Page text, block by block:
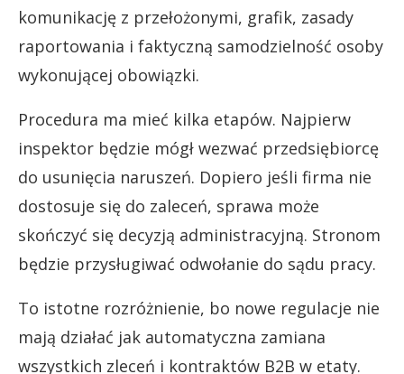
komunikację z przełożonymi, grafik, zasady
raportowania i faktyczną samodzielność osoby
wykonującej obowiązki.
Procedura ma mieć kilka etapów. Najpierw
inspektor będzie mógł wezwać przedsiębiorcę
do usunięcia naruszeń. Dopiero jeśli firma nie
dostosuje się do zaleceń, sprawa może
skończyć się decyzją administracyjną. Stronom
będzie przysługiwać odwołanie do sądu pracy.
To istotne rozróżnienie, bo nowe regulacje nie
mają działać jak automatyczna zamiana
wszystkich zleceń i kontraktów B2B w etaty.